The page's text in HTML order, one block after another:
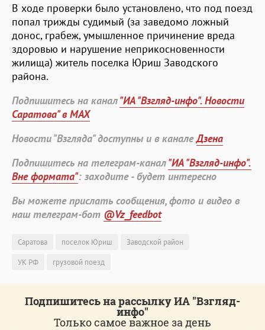
В ходе проверки было установлено, что под поезд
попал трижды судимый (за заведомо ложный
донос, грабеж, умышленное причинение вреда
здоровью и нарушение неприкосновенности
жилища) житель поселка Юриш Заводского
района.
Подпишитесь на канал"ИА "Взгляд-инфо". Новости
Саратова" в MAX
Новости "Взгляда" доступны и в каналеДзена
Подпишитесь на телеграм-канал"ИА "Взгляд-инфо".
Вне формата": заходите - будет интересно
Вы можете прислать сообщения, фото и видео в
наш телеграм-бот @Vz_feedbot
Саратова поселок Юриш
Заводской район
УК РФ
грузовой поезд
Подпишитесь на рассылку ИА "Взгляд-
инфо"
Только самое важное за день